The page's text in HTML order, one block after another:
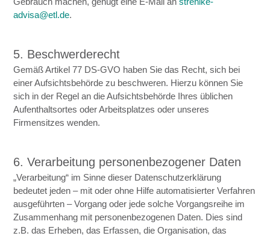
advisa@etl.de.
5. Beschwerderecht
Gemäß Artikel 77 DS-GVO haben Sie das Recht, sich bei
einer Aufsichtsbehörde zu beschweren. Hierzu können Sie
sich in der Regel an die Aufsichtsbehörde Ihres üblichen
Aufenthaltsortes oder Arbeitsplatzes oder unseres
Firmensitzes wenden.
6. Verarbeitung personenbezogener Daten
„Verarbeitung“ im Sinne dieser Datenschutzerklärung
bedeutet jeden – mit oder ohne Hilfe automatisierter Verfahren
ausgeführten – Vorgang oder jede solche Vorgangsreihe im
Zusammenhang mit personenbezogenen Daten. Dies sind
z.B. das Erheben, das Erfassen, die Organisation, das